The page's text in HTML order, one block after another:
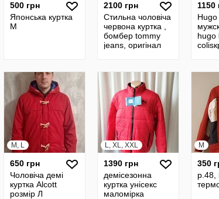
500 грн
Японська куртка
M
2100 грн
Стильна чоловіча
червона куртка ,
бомбер tommy
jeans, оригінал
1150
hugo
M, L
650 грн
Чоловіча демі
куртка Alcott
розмір Л
L, XL, XXL
1390 грн
демісезонна
куртка унісекс
маломірка
M
350
р.48,